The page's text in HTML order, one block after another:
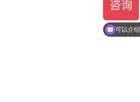
可以介
你们是